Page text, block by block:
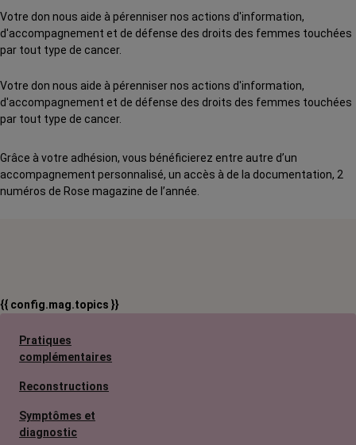
Votre don nous aide à pérenniser nos actions d'information,
d'accompagnement et de défense des droits des femmes touchées
par tout type de cancer.
Votre don nous aide à pérenniser nos actions d'information,
d'accompagnement et de défense des droits des femmes touchées
par tout type de cancer.
Grâce à votre adhésion, vous bénéficierez entre autre d’un
accompagnement personnalisé, un accès à de la documentation, 2
numéros de Rose magazine de l’année.
{{ config.mag.topics }}
Pratiques
complémentaires
Reconstructions
Symptômes et
diagnostic